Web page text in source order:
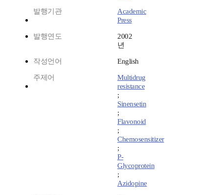
발행기관
Academic
Press
발행연도
2002
년
작성언어 English
주제어
Multidrug
resistance
;
Sinensetin
;
Flavonoid
;
Chemosensitizer
;
P-
Glycoprotein
;
Azidopine